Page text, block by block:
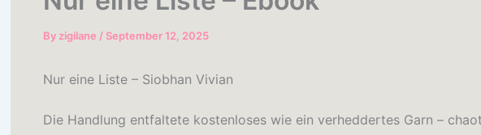
By zigilane /September 12, 2025
Nur eine Liste – Siobhan Vivian
Die Handlung entfaltete kostenloses wie ein verheddertes Garn –